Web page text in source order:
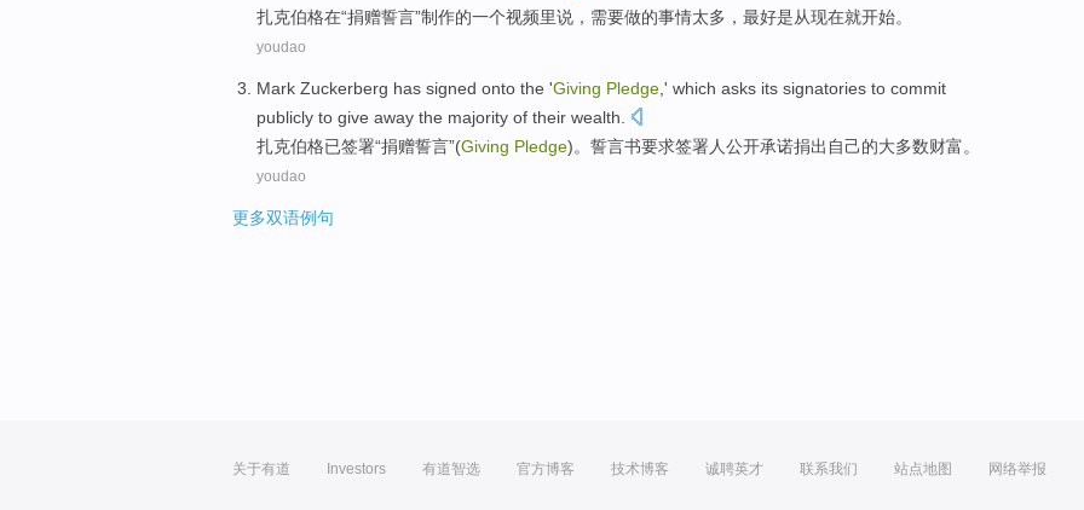
扎克伯格在“捐赠誓言”制作的一个视频里说 ， 需要做的事情太多 ， 最好是从现在就开始。
youdao
Mark Zuckerberg has signed onto the 'Giving Pledge ,' which asks its signatories to commit
publicly to give away the majority of their wealth
扎克伯格已签署“捐赠誓言”(Giving Pledge)。誓言书要求签署人公开承诺捐出 自己的大多数财富。
youdao
更多双语例句
关于有道 Investors 有道智选 官方博客 技术博客 诚聘英才 联系我们 站点地图 网络举报